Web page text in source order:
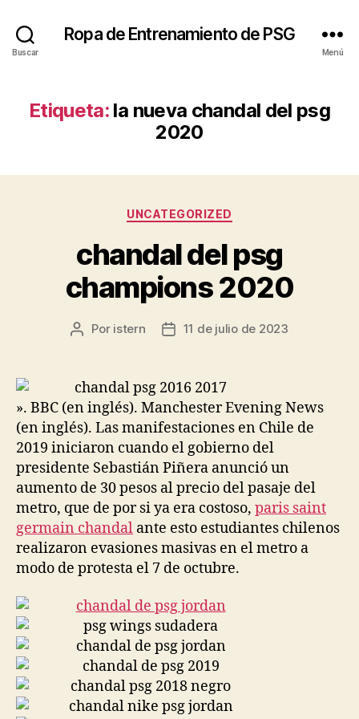
Buscar
Ropa de Entrenamiento de PSG
Menú
Etiqueta: la nueva chandal del psg
2020
Categorías
UNCATEGORIZED
chandal del psg
champions 2020
Autor
entrada
Por istern
Fecha
entrada
11 de julio de 2023
». BBC (en inglés). Manchester Evening News
(en inglés). Las manifestaciones en Chile de
2019 iniciaron cuando el gobierno del
presidente Sebastián Piñera anunció un
aumento de 30 pesos al precio del pasaje del
metro, que de por si ya era costoso, paris saint
germain chandal ante esto estudiantes chilenos
realizaron evasiones masivas en el metro a
modo de protesta el 7 de octubre.